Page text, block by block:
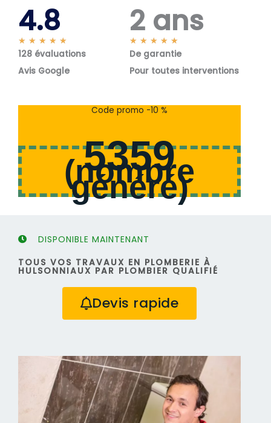
4.8
★ ★ ★ ★ ★
o
s
128 évaluations
Avis Google
2 ans
★ ★ ★ ★ ★
o
s
De garantie
Pour toutes interventions
Code promo -10 %
5359
(nombre
généré)
DISPONIBLE MAINTENANT
TOUS VOS TRAVAUX EN PLOMBERIE À
HULSONNIAUX PAR PLOMBIER QUALIFIÉ
Devis rapide